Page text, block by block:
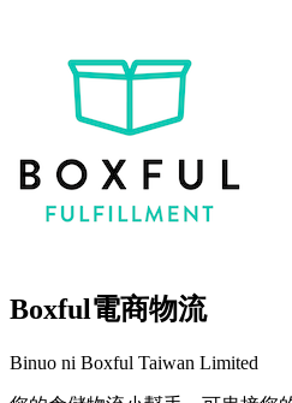
Boxful電商物流
Binuo ni Boxful Taiwan Limited